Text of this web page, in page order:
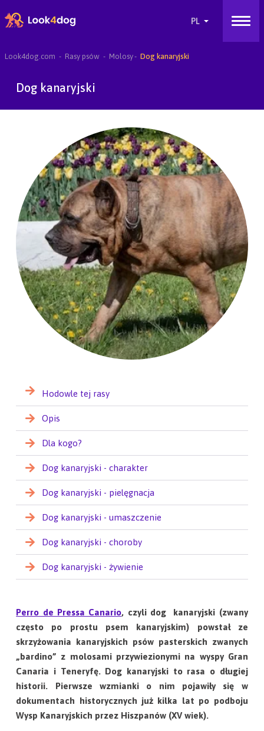
Look4dog.com Rasy psów Molosy Dog kanaryjski
Dog kanaryjski
Hodowle tej rasy
Opis
Dla kogo?
Dog kanaryjski - charakter
Dog kanaryjski - pielęgnacja
Dog kanaryjski - umaszczenie
Dog kanaryjski - choroby
Dog kanaryjski - żywienie
Perro de Pressa Canario, czyli dog kanaryjski (zwany
często po prostu psem kanaryjskim) powstał ze
skrzyżowania kanaryjskich psów pasterskich zwanych
„bardino” z molosami przywiezionymi na wyspy Gran
Canaria i Teneryfę. Dog kanaryjski to rasa o długiej
historii. Pierwsze wzmianki o nim pojawiły się w
dokumentach historycznych już kilka lat po podboju
Wysp Kanaryjskich przez Hiszpanów (XV wiek).